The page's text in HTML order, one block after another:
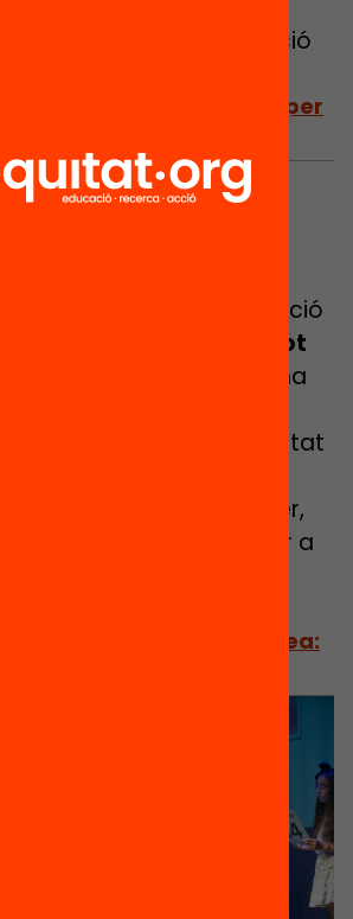
per a tothom,
als alumnes en situació
un nou registre literari per
lectura
Fàciltreballa per
literàries a un format
a persones amb
Això inclou frases
senzill i una maquetació
500 clubs de lectura a tot
amb dones de mitjana
del projecte
. Però l’entitat
l’administració
aquest llenguatge planer,
com una eina per a
l’accés universal a la
contra vent i marea: